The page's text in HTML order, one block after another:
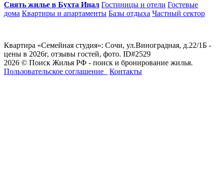
Снять жилье в Бухта Инал Гостиницы и отели Гостевые
дома Квартиры и апартаменты Базы отдыха Частный сектор
Квартира «Семейная студия»: Сочи, ул.Виноградная, д.22/1Б -
цены в 2026г, отзывы гостей, фото. ID#2529
2026 © Поиск Жилья РФ - поиск и бронирование жилья.
Пользовательское соглашение
Контакты